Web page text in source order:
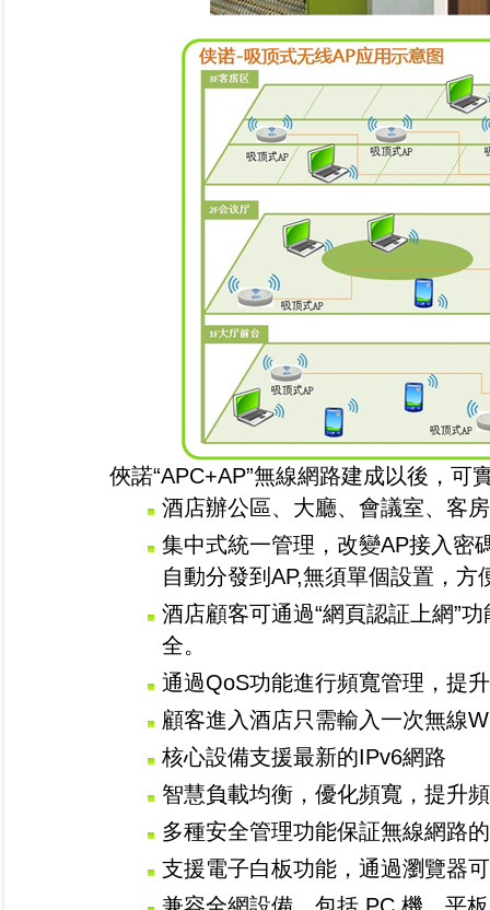
俠諾“APC+AP”無線網路建成以後，可
酒店辦公區、大廳、會議室、客
集中式統一管理，改變AP接入密
自動分發到AP,無須單個設置，
酒店顧客可通過“網頁認証上網”
全。
通過QoS功能進行頻寬管理，提
顧客進入酒店只需輸入一次無線
核心設備支援最新的IPv6網路
智慧負載均衡，優化頻寬，提升
多種安全管理功能保証無線網路
支援電子白板功能，通過瀏覽器